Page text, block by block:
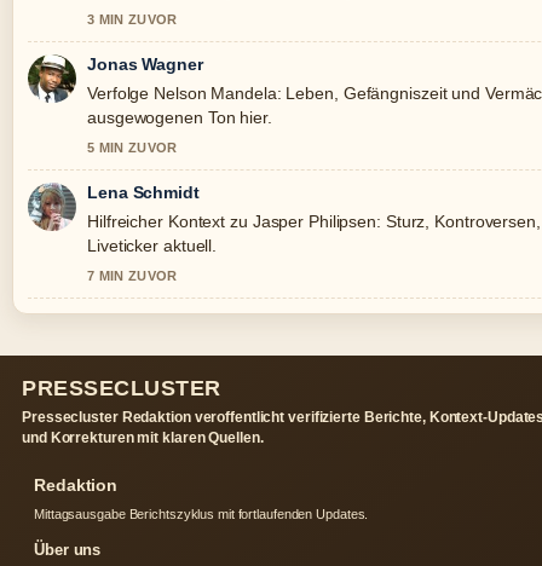
3 MIN ZUVOR
Jonas Wagner
Verfolge Nelson Mandela: Leben, Gefängniszeit und
ausgewogenen Ton hier.
5 MIN ZUVOR
Lena Schmidt
Hilfreicher Kontext zu Jasper Philipsen: Sturz,
Liveticker aktuell.
7 MIN ZUVOR
PRESSECLUSTER
Pressecluster Redaktion veroffentlicht verifizierte Berichte, Kontext-
und Korrekturen mit klaren Quellen.
Redaktion
Mittagsausgabe Berichtszyklus mit fortlaufenden Updates.
Über uns